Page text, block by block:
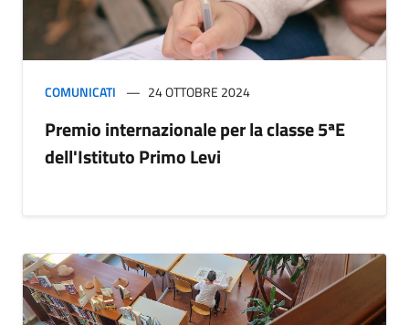
COMUNICATI 24 OTTOBRE 2024
Premio internazionale per la classe 5ªE
dell'Istituto Primo Levi